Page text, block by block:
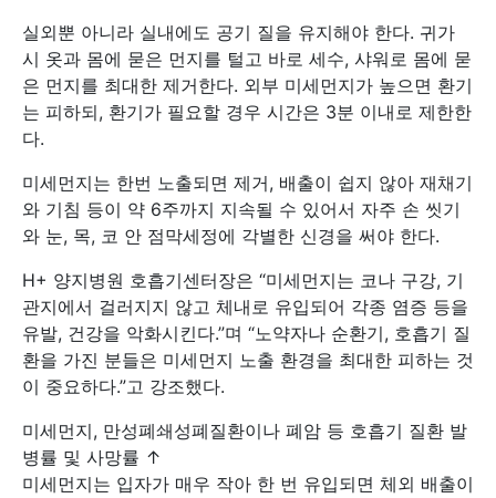
실외뿐 아니라 실내에도 공기 질을 유지해야 한다. 귀가
시 옷과 몸에 묻은 먼지를 털고 바로 세수, 샤워로 몸에 묻
은 먼지를 최대한 제거한다. 외부 미세먼지가 높으면 환기
는 피하되, 환기가 필요할 경우 시간은 3분 이내로 제한한
다.
미세먼지는 한번 노출되면 제거, 배출이 쉽지 않아 재채기
와 기침 등이 약 6주까지 지속될 수 있어서 자주 손 씻기
와 눈, 목, 코 안 점막세정에 각별한 신경을 써야 한다.
H+ 양지병원 호흡기센터장은 “미세먼지는 코나 구강, 기
관지에서 걸러지지 않고 체내로 유입되어 각종 염증 등을
유발, 건강을 악화시킨다.”며 “노약자나 순환기, 호흡기 질
환을 가진 분들은 미세먼지 노출 환경을 최대한 피하는 것
이 중요하다.”고 강조했다.
미세먼지, 만성폐쇄성폐질환이나 폐암 등 호흡기 질환 발
병률 및 사망률 ↑
미세먼지는 입자가 매우 작아 한 번 유입되면 체외 배출이